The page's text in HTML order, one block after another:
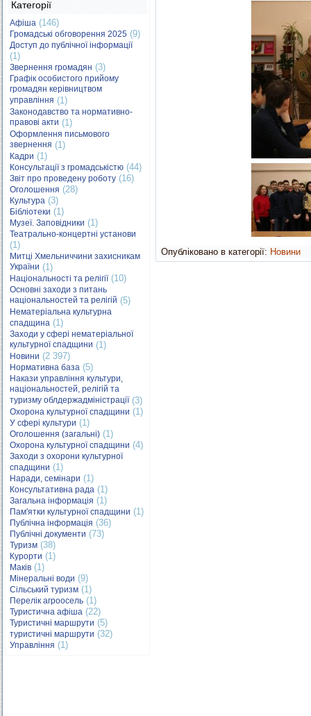
Категорії
Афіша (146)
Громадські обговорення 2025 (9)
Доступ до публічної інформації
(1)
Звернення громадян (3)
Графік особистого прийому
громадян керівництвом
управління (1)
Законодавство та нормативно-
правові акти (1)
Оформлення письмового
звернення (1)
Кадри (1)
Консультації з громадськістю (44)
Звіт про проведену роботу (16)
Оголошення (28)
Культура (3)
Бібліотеки (1)
Музеї. Заповідники (1)
Театрально-концертні установи
(1)
Митці Хмельниччини захисникам
України (1)
Національності та релігії(10)
Основні заходи з питань
національностей та релігій (5)
Нематеріальна культурна
спадщина (1)
Заходи у сфері нематеріальної
культурної спадщини (1)
Новини (2 397)
Нормативна база (5)
Накази управління культури,
національностей, релігій та
туризму облдержадміністрації(3)
Охорона культурної спадщини (1)
У сфері культури (1)
Оголошення (загальні) (1)
Охорона культурної спадщини (4)
Заходи з охорони культурної
спадщини (1)
Наради, семінари (1)
Консультативна рада (1)
Загальна інформація (1)
Пам'ятки культурної спадщини (1)
Публічна інформація (36)
Публічні документи (73)
Туризм (38)
Курорти (1)
Маків (1)
Мінеральні води (9)
Сільський туризм (1)
Перелік агроосель (1)
Туристична афіша (22)
Туристичні маршрути (5)
туристичні маршрути (32)
Управління (1)
Опубліковано в категорії: Новини